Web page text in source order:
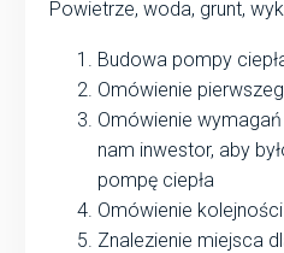
Powietrze, woda, grunt,
Budowa pompy
Omówienie
Omówienie
nam inwestor, aby
pompę ciepła
Omówienie
Znalezienie miejsca